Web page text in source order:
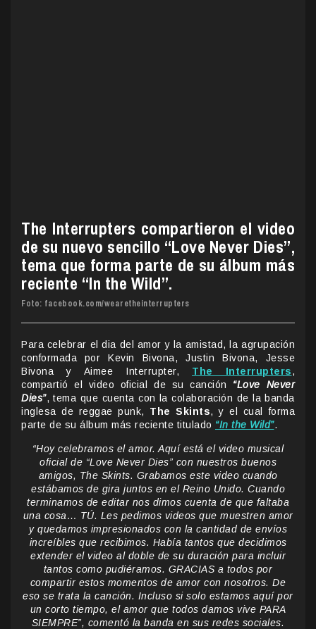
The Interrupters compartieron el video
de su nuevo sencillo “Love Never Dies”,
tema que forma parte de su álbum más
reciente “In the Wild”.
Foto: facebook.com/wearetheinterrupters
Para celebrar el dia del amor y la amistad, la agrupación
conformada por Kevin Bivona, Justin Bivona, Jesse
Bivona y Aimee Interrupter, The Interrupters,
compartió el video oficial de su canción “Love Never
Dies”, tema que cuenta con la colaboración de la banda
inglesa de reggae punk, The Skints, y el cual forma
parte de su álbum más reciente titulado “In the Wild”.
“Hoy celebramos el amor. Aquí está el video musical
oficial de “Love Never Dies” con nuestros buenos
amigos, The Skints. Grabamos este video cuando
estábamos de gira juntos en el Reino Unido. Cuando
terminamos de editar nos dimos cuenta de que faltaba
una cosa… TÚ. Les pedimos videos que muestren amor
y quedamos impresionados con la cantidad de envíos
increíbles que recibimos. Había tantos que decidimos
extender el video al doble de su duración para incluir
tantos como pudiéramos. GRACIAS a todos por
compartir estos momentos de amor con nosotros. De
eso se trata la canción. Incluso si solo estamos aquí por
un corto tiempo, el amor que todos damos vive PARA
SIEMPRE”, comentó la banda en sus redes sociales.